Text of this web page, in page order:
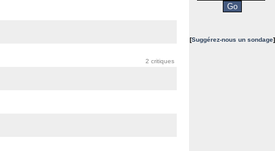
2 critiques
[Suggérez-nous un sondage]